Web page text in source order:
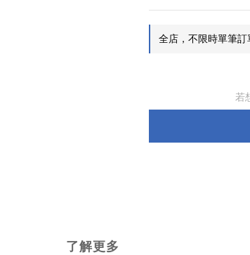
全店，不限時單筆
若
了解更多